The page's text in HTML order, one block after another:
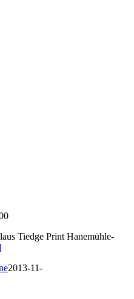
Tiedge Print Hanemühle-
2013-11-